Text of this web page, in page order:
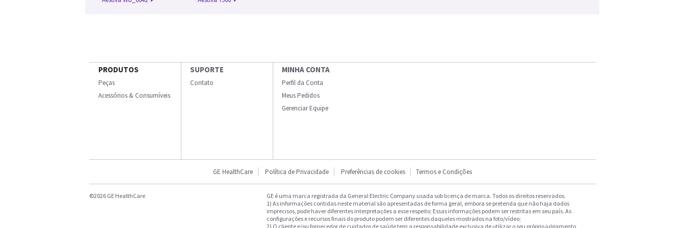
PRODUTOS
Peças
Acessórios & Consumíveis
SUPORTE
Contato
MINHA CONTA
Perfil da Conta
Meus Pedidos
Gerenciar Equipe
GE HealthCare Política de Privacidade Preferências de cookies Termos e Condições
©2026 GE HealthCare
GE é uma marca registrada da General Electric Company usada sob licença de marca. Todos os direitos reservados.
1) As informações contidas neste material são apresentadas de forma geral, embora se pretenda que não haja dados
imprecisos, pode haver diferentes interpretações a esse respeito; Essas informações podem ser restritas em seu país. As
configurações e recursos finais do produto podem ser diferentes daqueles mostrados na foto/vídeo;
2) O cliente e/ou fornecedor de cuidados de saúde tem a responsabilidade exclusiva de utilizar o seu próprio julgamento